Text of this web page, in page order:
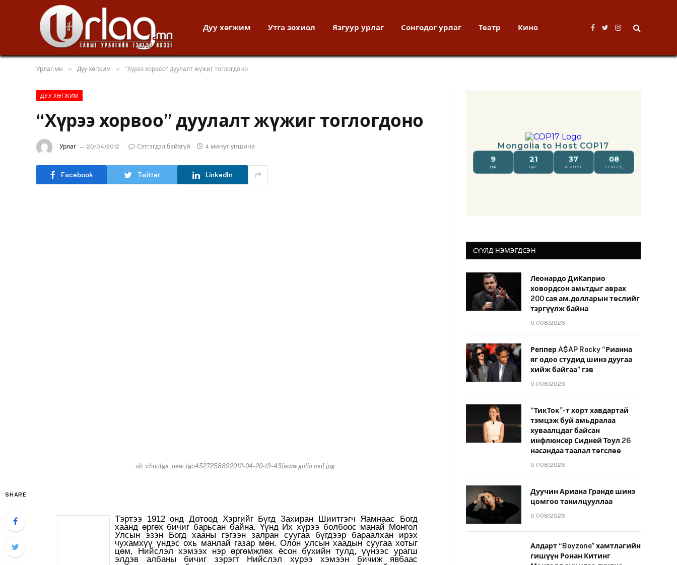
Дуу хөгжим Утга зохиол Язгуур урлаг Сонгодог урлаг Театр Кино
Facebook
TwitterInstagram
Урлаг.мн » Дуу хөгжим » “Хүрээ хорвоо” дуулалт жүжиг тоглогдоно
ДУУ ХӨГЖИМ
“Хүрээ хорвоо” дуулалт жүжиг тоглогдоно
Урлаг 20/04/2012 Сэтгэгдэл байхгүй 4 минут уншина
Facebook Twitter LinkedIn
ub_chuulga_new_lgo4527258892012-04-20-19-43[www.golio.mn].jpg
SHARE
Тэртээ 1912 онд Дотоод Хэргийг Бүгд Захиран Шиитгэгч Яамнаас Богд
хаанд өргөх бичиг барьсан байна. Үүнд Их хүрээ болбоос манай Монгол
Улсын эзэн Богд хааны гэгээн залран суугаа бүгдээр бараалхан ирэх
чухамхүү үндэс охь манлай газар мөн. Олон улсын хаадын суугаа хотыг
цөм, Нийслэл хэмээх нэр өргөмжлөх ёсон бүхийн тулд, үүнээс урагш
элдэв албаны бичиг зэрэгт Нийслэл хүрээ хэмээн бичиж явбаас
СҮҮЛД НЭМЭГДСЭН
Леонардо ДиКаприо
ховордсон амьтдыг аврах
200 сая ам.долларын төслийг
тэргүүлж байна
07/08/2026
Реппер A$AP Rocky “Рианна
яг одоо студид шинэ дуугаа
хийж байгаа” гэв
07/08/2026
“ТикТок”-т хорт хавдартай
тэмцэж буй амьдралаа
хуваалцдаг байсан
инфлюнсер Сидней Тоул 26
насандаа таалал төгслөө
07/08/2026
Дуучин Ариана Гранде шинэ
цомгоо танилцууллаа
07/08/2026
Алдарт “Boyzone” хамтлагийн
гишүүн Ронан Китинг